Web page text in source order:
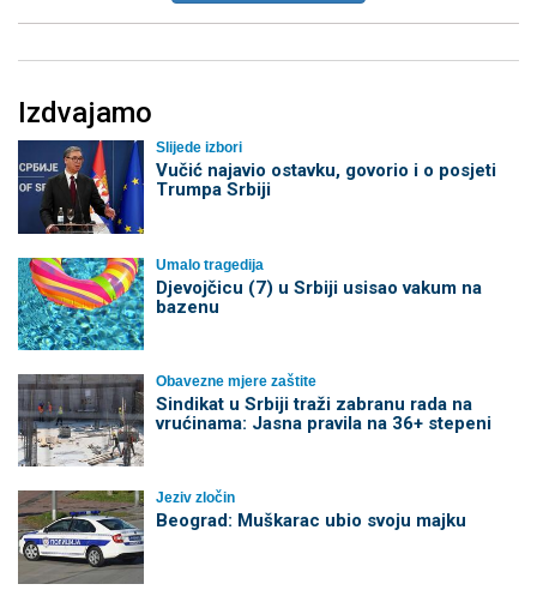
Izdvajamo
Slijede izbori
Vučić najavio ostavku, govorio i o posjeti
Trumpa Srbiji
Umalo tragedija
Djevojčicu (7) u Srbiji usisao vakum na
bazenu
Obavezne mjere zaštite
Sindikat u Srbiji traži zabranu rada na
vrućinama: Jasna pravila na 36+ stepeni
Jeziv zločin
Beograd: Muškarac ubio svoju majku